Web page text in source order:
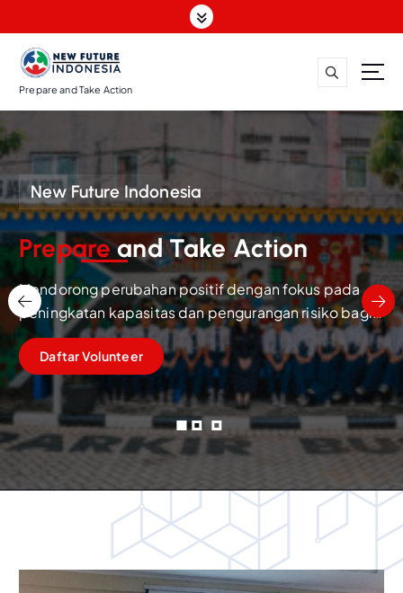
Prepare and Take Action
New Future Indonesia
Prepareand Take Action
Mendorong perubahan positif dengan fokus pada
peningkatan kapasitas dan pengurangan risiko bagi
masyarakat, anak-anak, dan kaum muda.
Daftar Volunteer